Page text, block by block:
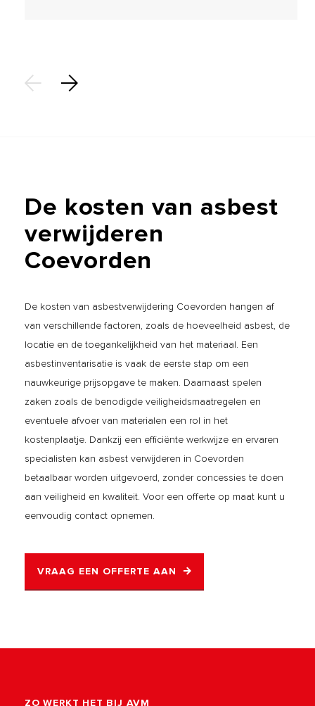
De kosten van asbest
verwijderen
Coevorden
De kosten van asbestverwijdering Coevorden hangen af
van verschillende factoren, zoals de hoeveelheid asbest, de
locatie en de toegankelijkheid van het materiaal. Een
asbestinventarisatie is vaak de eerste stap om een
nauwkeurige prijsopgave te maken. Daarnaast spelen
zaken zoals de benodigde veiligheidsmaatregelen en
eventuele afvoer van materialen een rol in het
kostenplaatje. Dankzij een efficiënte werkwijze en ervaren
specialisten kan asbest verwijderen in Coevorden
betaalbaar worden uitgevoerd, zonder concessies te doen
aan veiligheid en kwaliteit. Voor een offerte op maat kunt u
eenvoudig contact opnemen.
VRAAG EEN OFFERTE AAN
ZO WERKT HET BIJ AVM